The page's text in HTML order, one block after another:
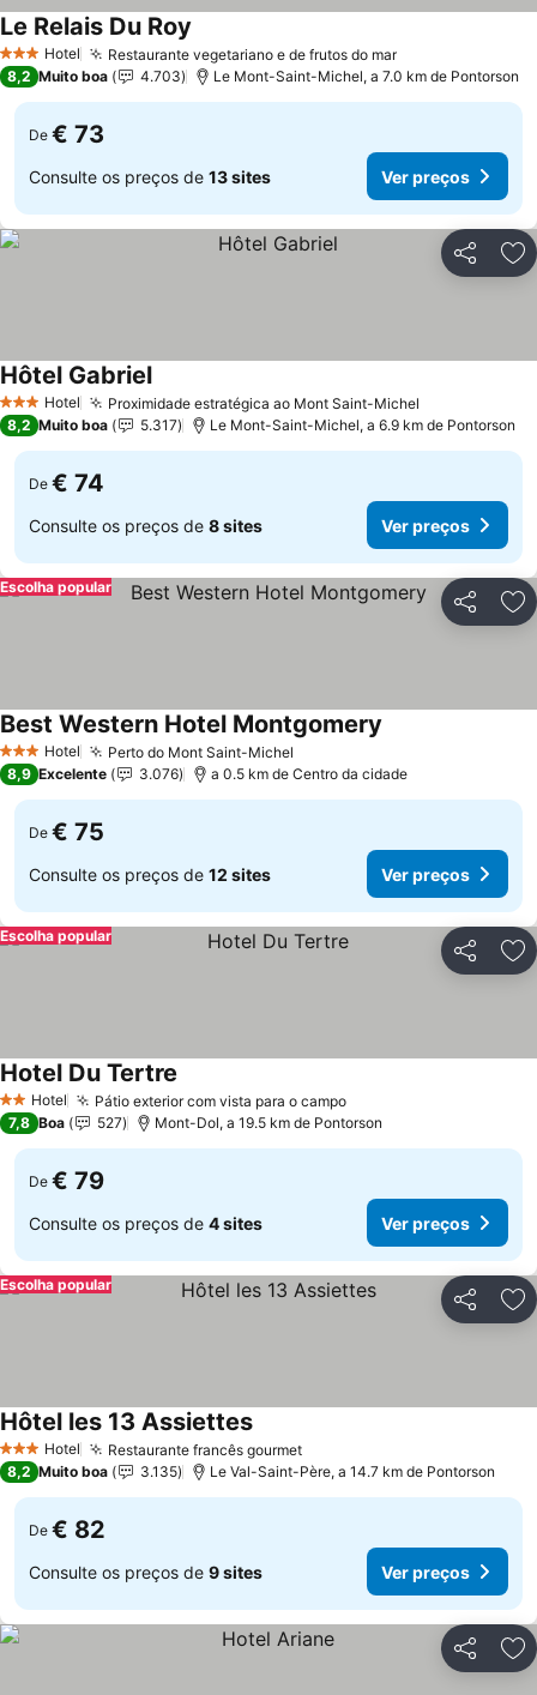
3 EstrelasHotel Restaurante vegetariano e de frutos do mar
Le Relais Du Roy
8,2 Muito boa 4.703 Le Mont-Saint-Michel, a 7.0 km de Pontorson
De € 73
Consulte os preços de 13 sites Ver preços
Partilhar
3 EstrelasHotel Proximidade estratégica ao Mont Saint-Michel
Hôtel Gabriel
8,2 Muito boa 5.317 Le Mont-Saint-Michel, a 6.9 km de Pontorson
De € 74
Consulte os preços de 8 sites Ver preços
Partilhar
Escolha popular
3 EstrelasHotel Perto do Mont Saint-Michel
Best Western Hotel Montgomery
8,9 Excelente 3.076 a 0.5 km de Centro da cidade
De € 75
Consulte os preços de 12 sites Ver preços
Partilhar
Escolha popular
2 Estrelas
Hotel Pátio exterior com vista para o campo
Hotel Du Tertre
7,8 Boa 527 Mont-Dol, a 19.5 km de Pontorson
De € 79
Consulte os preços de 4 sites Ver preços
Partilhar
Escolha popular
3 EstrelasHotel Restaurante francês gourmet
Hôtel les 13 Assiettes
8,2 Muito boa 3.135 Le Val-Saint-Père, a 14.7 km de Pontorson
De € 82
Consulte os preços de 9 sites Ver preços
Partilhar